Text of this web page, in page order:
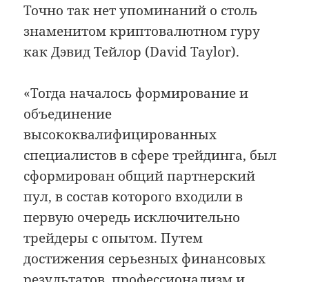
Точно так нет упоминаний о столь
знаменитом криптовалютном гуру
как Дэвид Тейлор (David Taylor).
«Тогда началось формирование и
объединение
высококвалифицированных
специалистов в сфере трейдинга, был
сформирован общий партнерский
пул, в состав которого входили в
первую очередь исключительно
трейдеры с опытом. Путем
достижения серьезных финансовых